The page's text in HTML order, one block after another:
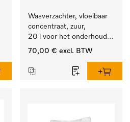
Wasverzachter, vloeibaar
concentraat, zuur,
20 l voor het onderhoud
van vezels zodat het
70,00 € excl. BTW